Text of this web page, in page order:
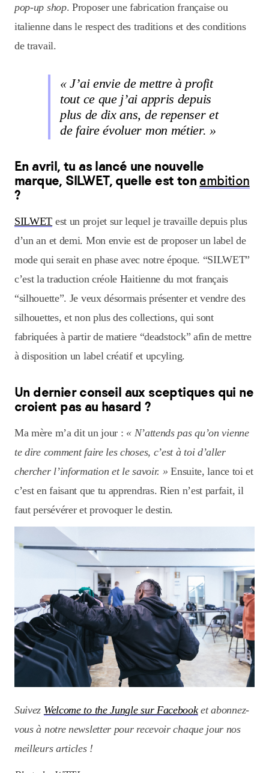
pop-up shop. Proposer une fabrication française ou
italienne dans le respect des traditions et des conditions
de travail.
« J’ai envie de mettre à profit
tout ce que j’ai appris depuis
plus de dix ans, de repenser et
de faire évoluer mon métier. »
En avril, tu as lancé une nouvelle
marque, SILWET, quelle est ton ambition
?
SILWET est un projet sur lequel je travaille depuis plus
d’un an et demi. Mon envie est de proposer un label de
mode qui serait en phase avec notre époque. “SILWET”
c’est la traduction créole Haitienne du mot français
“silhouette”. Je veux désormais présenter et vendre des
silhouettes, et non plus des collections, qui sont
fabriquées à partir de matiere “deadstock” afin de mettre
à disposition un label créatif et upcyling.
Un dernier conseil aux sceptiques qui ne
croient pas au hasard ?
Ma mère m’a dit un jour : « N’attends pas qu’on vienne
te dire comment faire les choses, c’est à toi d’aller
chercher l’information et le savoir. » Ensuite, lance toi et
c’est en faisant que tu apprendras. Rien n’est parfait, il
faut persévérer et provoquer le destin.
Suivez Welcome to the Jungle sur Facebooket abonnez-
vous à notre newsletter pour recevoir chaque jour nos
meilleurs articles !